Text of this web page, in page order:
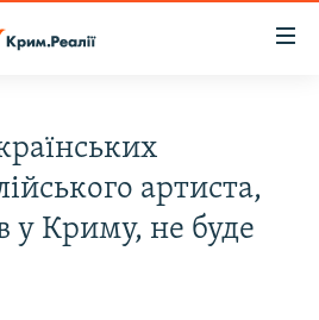
артиста,
у Криму, не буде